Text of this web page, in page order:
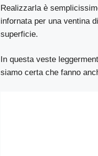
Realizzarla è
infornata per una ventina
superficie.
In questa veste
siamo certa che fanno